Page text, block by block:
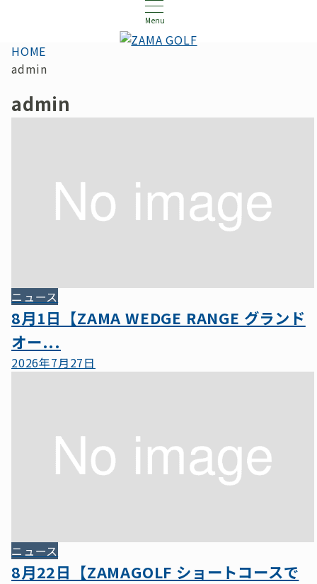
Menu
HOME
admin
admin
ニュース
8月1日【ZAMA WEDGE RANGE グランド
オー...
2026年7月27日
ニュース
8月22日【ZAMAGOLF ショートコースで